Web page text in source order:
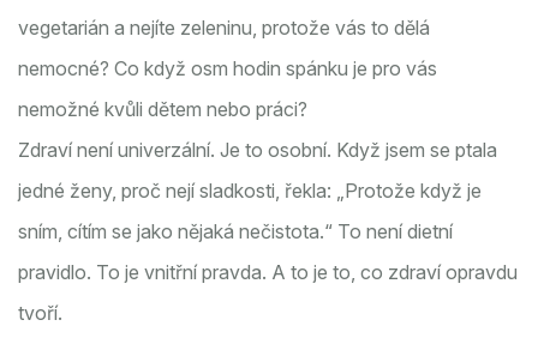
vegetarián a nejíte zeleninu, protože vás to dělá
nemocné? Co když osm hodin spánku je pro vás
nemožné kvůli dětem nebo práci?
Zdraví není univerzální. Je to osobní. Když jsem se ptala
jedné ženy, proč nejí sladkosti, řekla: „Protože když je
sním, cítím se jako nějaká nečistota.“ To není dietní
pravidlo. To je vnitřní pravda. A to je to, co zdraví opravdu
tvoří.